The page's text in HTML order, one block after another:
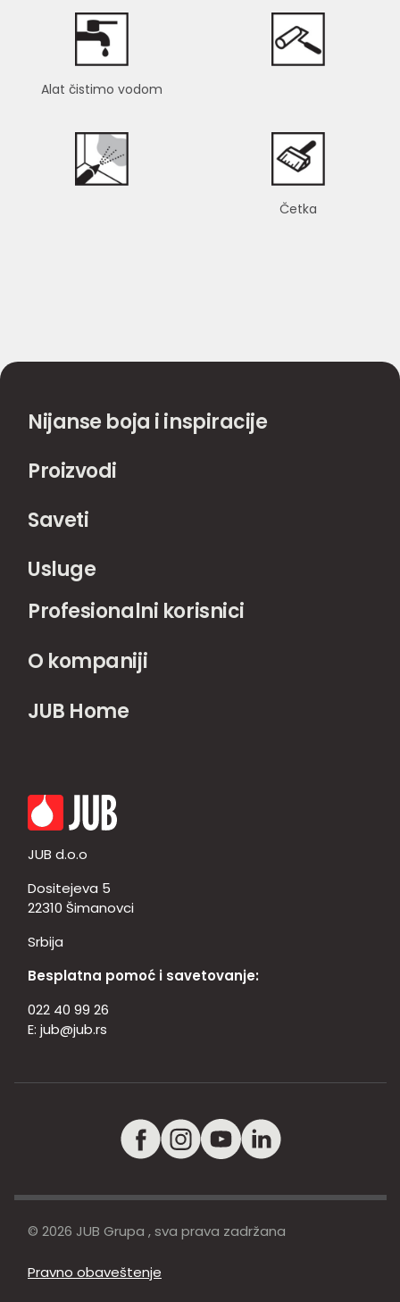
Alat čistimo vodom
Četka
Nijanse boja i inspiracije
Proizvodi
Saveti
Usluge
Profesionalni korisnici
O kompaniji
JUB Home
JUB d.o.o
Dositejeva 5
22310 Šimanovci
Srbija
Besplatna pomoć i savetovanje:
022 40 99 26
E: jub@jub.rs
© 2026 JUB Grupa , sva prava zadržana
Pravno obaveštenje